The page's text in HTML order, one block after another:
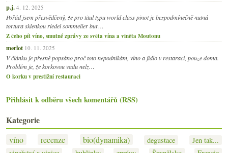
p.j. 4. 12. 2025
Pořád jsem přesvědčený, že pro titul typu world class pinot je bezpodmínečně nutná
tortura sklenkou riedel sommelier bur…
Z čeho pít víno, smutné zprávy ze světa vína a viněta Moutonu
merlot 10. 11. 2025
V článku je přesně popsáno proč toto nepodnikám, víno a jídlo v restaraci, pouze doma.
Problém je, že korkovou vadu nelz…
O korku v prestižní restauraci
Přihlásit k odběru všech komentářů (RSS)
Kategorie
víno recenze bio(dynamika) degustace
Jen tak...